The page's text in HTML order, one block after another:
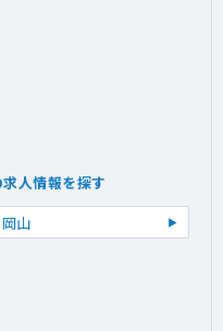
人情報を探す
岡山